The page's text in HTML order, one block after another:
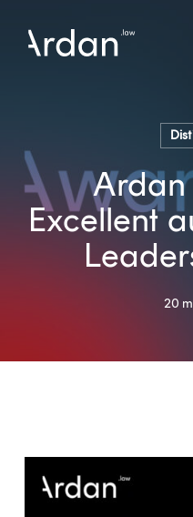
Ardan
Excellent
20